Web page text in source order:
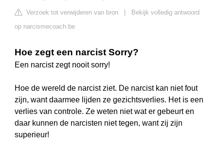
Verzoek tot verwijderen van bron
Bekijk volledig antwoord
op narcismecoach.be
Hoe zegt een narcist Sorry?
Een narcist zegt nooit sorry!
Hoe de wereld de narcist ziet. De narcist kan niet fout
zijn, want daarmee lijden ze gezichtsverlies. Het is een
verlies van controle. Ze weten niet wat er gebeurt en
daar kunnen de narcisten niet tegen, want zij zijn
superieur!